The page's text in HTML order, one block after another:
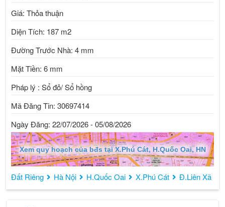
Chậm tay là mất cơ hội có lô đất giá quá rẻ tại Phú Cát!
Giá: Thỏa thuận
Diện Tích: 187 m2
Đường Trước Nhà: 4 mm
Mặt Tiền: 6 mm
Pháp lý : Sổ đỏ/ Sổ hồng
Mã Đăng Tin: 30697414
Ngày Đăng: 22/07/2026 - 05/08/2026
Xem quy hoạch của bđs tại X.Phú Cát, H.Quốc Oai, HN
Đất Riêng Hà Nội H.Quốc Oai X.Phú Cát Đ.Liên Xã